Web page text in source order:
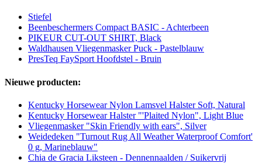
Stiefel
Beenbeschermers Compact BASIC - Achterbeen
PIKEUR CUT-OUT SHIRT, Black
Waldhausen Vliegenmasker Puck - Pastelblauw
PresTeq FaySport Hoofdstel - Bruin
Nieuwe producten:
Kentucky Horsewear Nylon Lamsvel Halster Soft, Natural
Kentucky Horsewear Halster "'Plaited Nylon", Light Blue
Vliegenmasker "Skin Friendly with ears", Silver
Weidedeken "Turnout Rug All Weather Waterproof Comfort'
0 g, Marineblauw"
Chia de Gracia Liksteen - Dennennaalden / Suikervrij